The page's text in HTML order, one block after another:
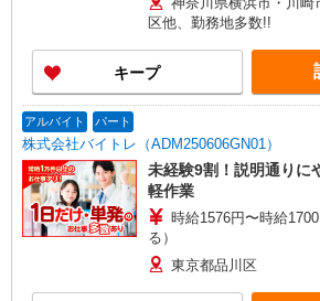
場合） 時給1,400円×8h×22日勤
316,800円 （夜勤シフト
場合） 時給1,800円
区他、勤務地多数!!
キープ
アルバイト パート
株式会社バイトレ（ADM250606GN01）
未経験9割！説明通りに
軽作業
時給1576円〜時給
る）
東京都品川区